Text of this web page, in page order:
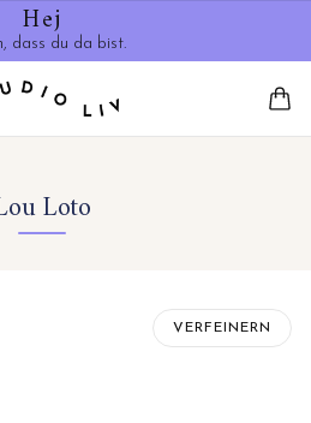
Hej
dass du da bist.
Loto
VERFEINERN